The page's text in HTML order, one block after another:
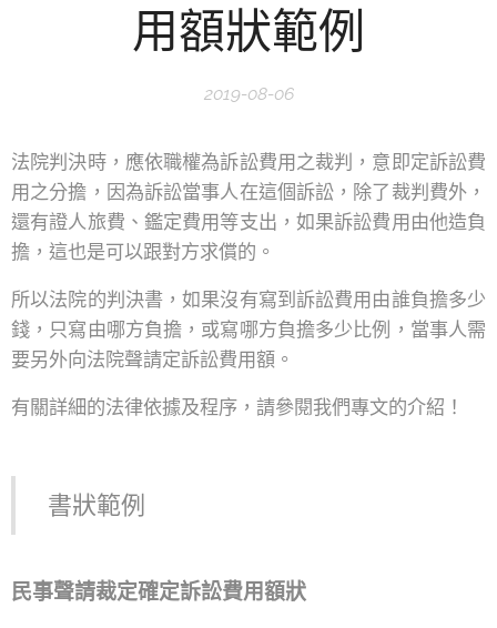
用額狀範例
2019-08-06
法院判決時，應依職權為訴訟費用之裁判，意即定訴訟費
用之分擔，因為訴訟當事人在這個訴訟，除了裁判費外，
還有證人旅費、鑑定費用等支出，如果訴訟費用由他造負
擔，這也是可以跟對方求償的。
所以法院的判決書，如果沒有寫到訴訟費用由誰負擔多少
錢，只寫由哪方負擔，或寫哪方負擔多少比例，當事人需
要另外向法院聲請定訴訟費用額。
有關詳細的法律依據及程序，請參閱我們專文的介紹！
書狀範例
民事聲請裁定確定訴訟費用額狀